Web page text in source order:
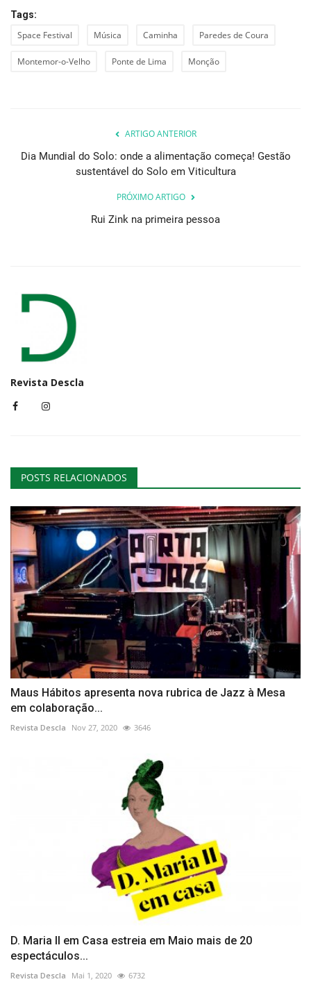
Tags:
Space Festival Música Caminha Paredes de Coura
Montemor-o-Velho Ponte de Lima Monção
ARTIGO ANTERIOR
Dia Mundial do Solo: onde a alimentação começa! Gestão
sustentável do Solo em Viticultura
PRÓXIMO ARTIGO
Rui Zink na primeira pessoa
Revista Descla
POSTS RELACIONADOS
Maus Hábitos apresenta nova rubrica de Jazz à Mesa
em colaboração...
Revista Descla Nov 27, 2020 3646
D. Maria II em Casa estreia em Maio mais de 20
espectáculos...
Revista Descla Mai 1, 2020 6732